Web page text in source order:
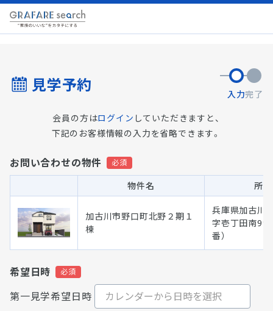
見学予約 入力完了
会員の方はログイン していただきますと、
下記のお客様情報の入力を省略できます。
お問い合わせの物件
物件名 所
加古川市野口町北野２期１
棟
兵庫県加古川
字壱丁田南
番）
希望日時
第一見学希望日時